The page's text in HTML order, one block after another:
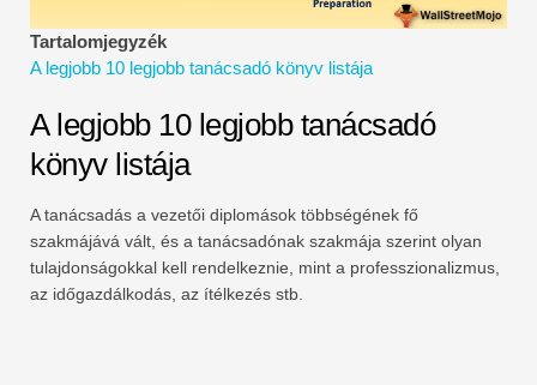
Teljes alak
Kockázatkezelési oktatóanyagok
Tartalomjegyzék
A legjobb 10 legjobb tanácsadó könyv listája
A legjobb 10 legjobb tanácsadó
könyv listája
A tanácsadás a vezetői diplomások többségének fő
szakmájává vált, és a tanácsadónak szakmája szerint olyan
tulajdonságokkal kell rendelkeznie, mint a professzionalizmus,
az időgazdálkodás, az ítélkezés stb.